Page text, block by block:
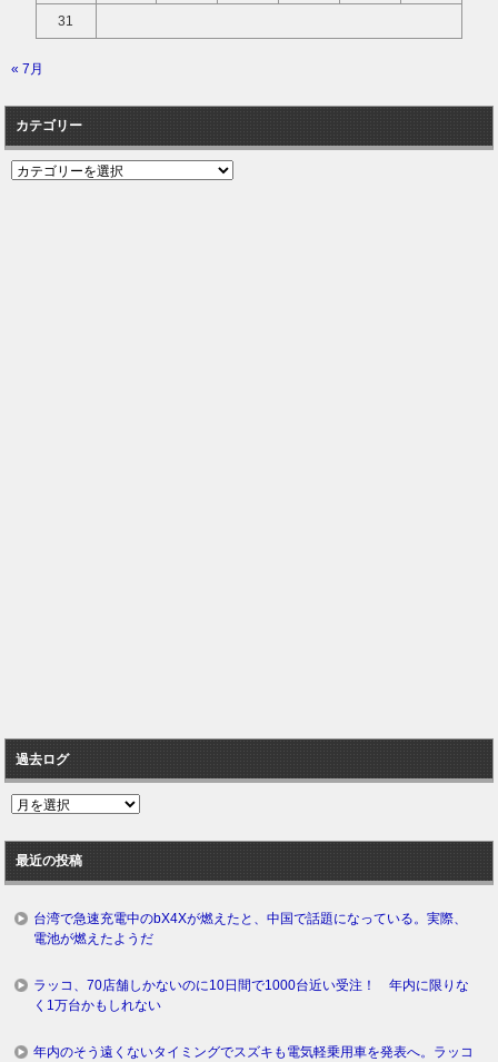
31
« 7月
カテゴリー
カ
過去ログ
過
ロ
グ
最近の投稿
台湾で急速充電中のbX4Xが燃えたと、中国で話題になっている。実際、
電池が燃えたようだ
ラッコ、70店舗しかないのに10日間で1000台近い受注！ 年内に限りな
く1万台かもしれない
年内のそう遠くないタイミングでスズキも電気軽乗用車を発表へ。ラッコ